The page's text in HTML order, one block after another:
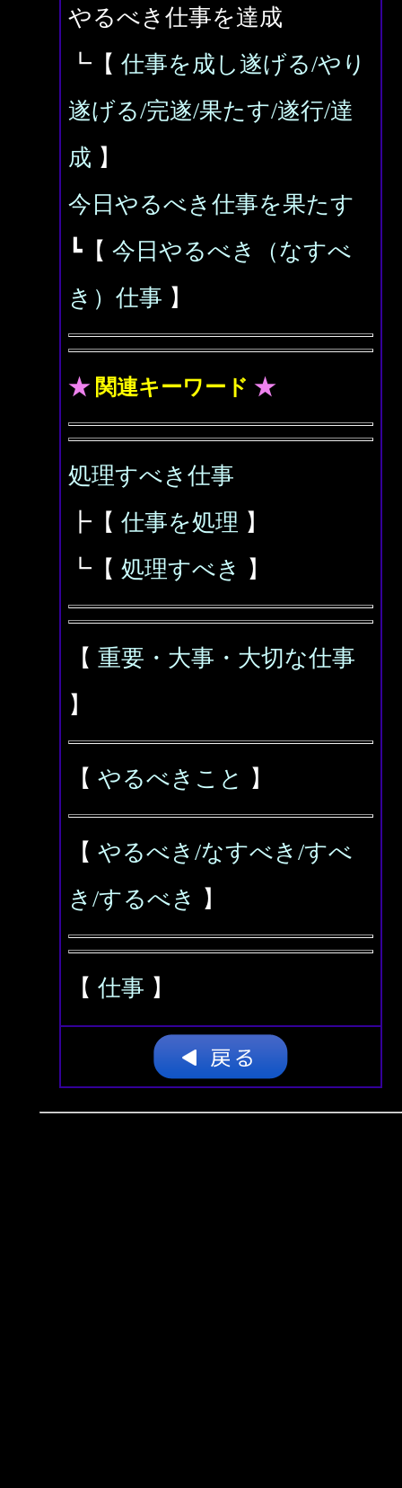
やるべき仕事を達成
┗【 仕事を成し遂げる/やり
遂げる/完遂/果たす/遂行/達
成 】
今日やるべき仕事を果たす
┗【 今日やるべき（なすべ
き）仕事 】
★ 関連キーワード ★
処理すべき仕事
┣【 仕事を処理 】
┗【 処理すべき 】
【 重要・大事・大切な仕事
】
【 やるべきこと 】
【 やるべき/なすべき/すべ
き/するべき
】
【 仕事 】